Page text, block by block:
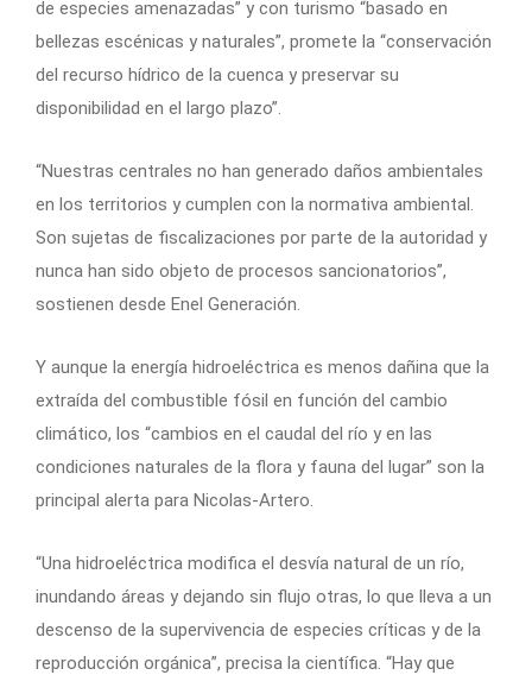
de especies amenazadas” y con turismo “basado en
bellezas escénicas y naturales”, promete la “conservación
del recurso hídrico de la cuenca y preservar su
disponibilidad en el largo plazo”.
“Nuestras centrales no han generado daños ambientales
en los territorios y cumplen con la normativa ambiental.
Son sujetas de fiscalizaciones por parte de la autoridad y
nunca han sido objeto de procesos sancionatorios”,
sostienen desde Enel Generación.
Y aunque la energía hidroeléctrica es menos dañina que la
extraída del combustible fósil en función del cambio
climático, los “cambios en el caudal del río y en las
condiciones naturales de la flora y fauna del lugar” son la
principal alerta para Nicolas-Artero.
“Una hidroeléctrica modifica el desvía natural de un río,
inundando áreas y dejando sin flujo otras, lo que lleva a un
descenso de la supervivencia de especies críticas y de la
reproducción orgánica”, precisa la científica. “Hay que